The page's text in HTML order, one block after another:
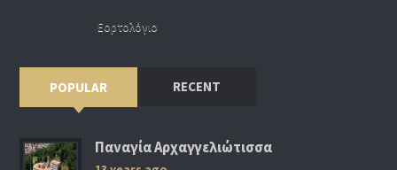
Εορτολόγιο
POPULAR RECENT
Παναγία Αρχαγγελιώτισσα